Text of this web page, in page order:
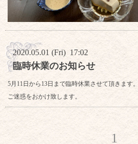
2020.05.01 (Fri) 17:02
臨時休業のお知らせ
5月11日から13日まで臨時休業させて頂きます。
ご迷惑をおかけ致します。
1